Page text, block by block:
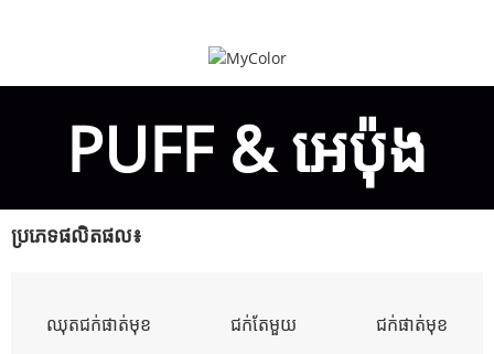
PUFF & អេប៉ុង
ប្រភេទផលិតផល៖
ឈុតជក់ផាត់មុខ ជក់តែមួយ ជក់ផាត់មុខ